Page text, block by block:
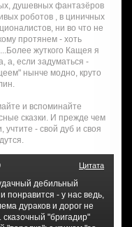
душевных фантазёров
роботов , в циничных
ни во что не
протянем - хоть
жуткого Кащея я
а, если задуматься -
нынче модно, круто
и вспоминайте
сказки. И прежде чем
- свой дуб и своя
Цитата
дебильный
понравится - у нас ведь,
дураков и дорог не
"бригадир"